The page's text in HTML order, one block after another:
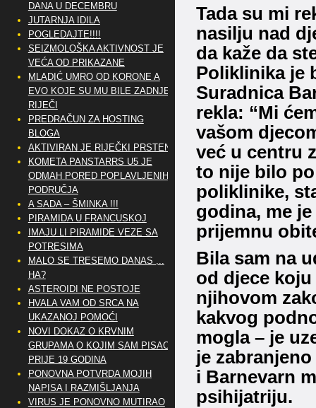
Tada su mi
nasilju nad
da kaže da
Poliklinika je
Suradnica
rekla: “Mi
vašom
već u centru
to nije bilo
poliklinike,
godina, me
prijemnu
Bila sam na
od djece
njihovom
kakvog
mogla – je
je
i Barnevarn
psihijatriju.
DANA U DECEMBRU
JUTARNJA IDILA
POGLEDAJTE!!!!
SEIZMOLOŠKA AKTIVNOST JE
VEĆA OD PRIKAZANE
MLADIĆ UMRO OD KORONE A
EVO KOJE SU MU BILE ZADNJE
RIJEČI
PREDRAČUN ZA HOSTING
BLOGA
AKTIVIRAN JE RIJEČKI PRSTEN
KOMETA PANSTARRS U5 JE
ODMAH PORED POPLAVLJENIH
PODRUČJA
A SADA – ŠMINKA !!!
PIRAMIDA U FRANCUSKOJ
IMAJU LI PIRAMIDE VEZE SA
POTRESIMA
MALO SE TRESEMO DANAS ,..
HA?
ASTEROIDI NE POSTOJE
HVALA VAM OD SRCA NA
UKAZANOJ POMOĆI
NOVI DOKAZ O KRVNIM
GRUPAMA O KOJIM SAM PISAO
PRIJE 19 GODINA
PONOVNA POTVRDA MOJIH
NAPISA I RAZMIŠLJANJA
VIRUS JE PONOVNO MUTIRAO